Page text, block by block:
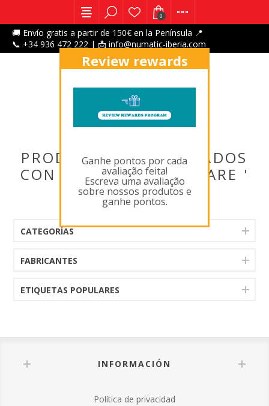
🚚 Envío gratis a partir de 150€ en la Península 📍
📞 +34 936 472 222 | 📩 info@numatic-iberia.com
0
PRODUCTOS ETIQUETADOS
CON ' 606182,FLOORCARE '
CATEGORÍAS
FABRICANTES
ETIQUETAS POPULARES
INFORMACIÓN
Política de privacidad
Review rewards
Ganhe pontos por cada
avaliação feita!
Escreva uma avaliação
sobre nossos produtos e
ganhe pontos.